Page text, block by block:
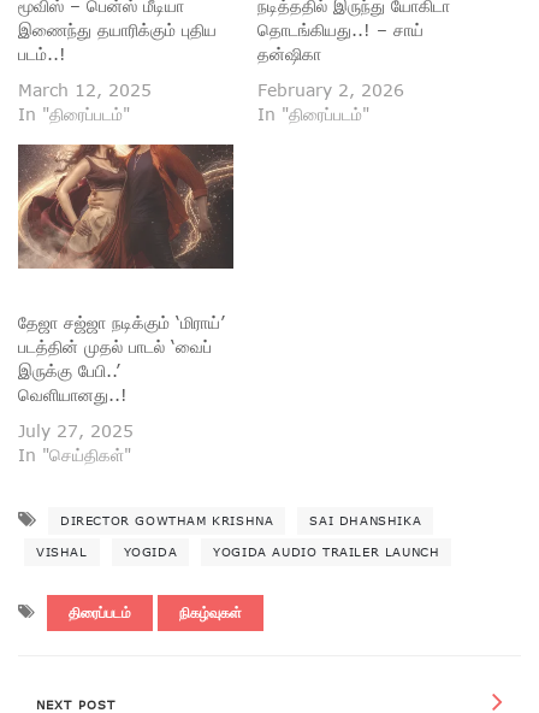
மூவிஸ் – பென்ஸ் மீடியா
இணைந்து தயாரிக்கும் புதிய
படம்..!
March 12, 2025
In "திரைப்படம்"
நடித்ததில் இருந்து யோகிடா
தொடங்கியது..! – சாய்
தன்ஷிகா
February 2, 2026
In "திரைப்படம்"
தேஜா சஜ்ஜா நடிக்கும் ‘மிராய்’
படத்தின் முதல் பாடல் ‘வைப்
இருக்கு பேபி..’
வெளியானது..!
July 27, 2025
In "செய்திகள்"
DIRECTOR GOWTHAM KRISHNA SAI DHANSHIKA
VISHAL YOGIDA YOGIDA AUDIO TRAILER LAUNCH
திரைப்படம் நிகழ்வுகள்
NEXT POST